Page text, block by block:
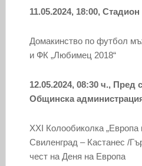
11.05.2024, 18:00,
Домакинство по футбол
и ФК „Любимец
12.05.2024, 08:30 ч., Пред
Общинска
XXI Колообиколка „Европа
Свиленград – Кастанес /
чест на Деня на Европа